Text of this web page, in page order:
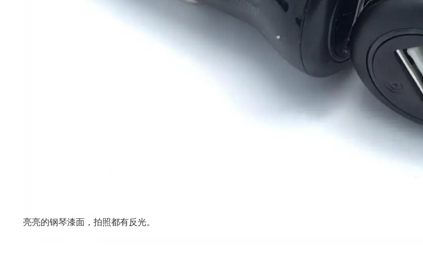
亮亮的钢琴漆面，拍照都有反光。